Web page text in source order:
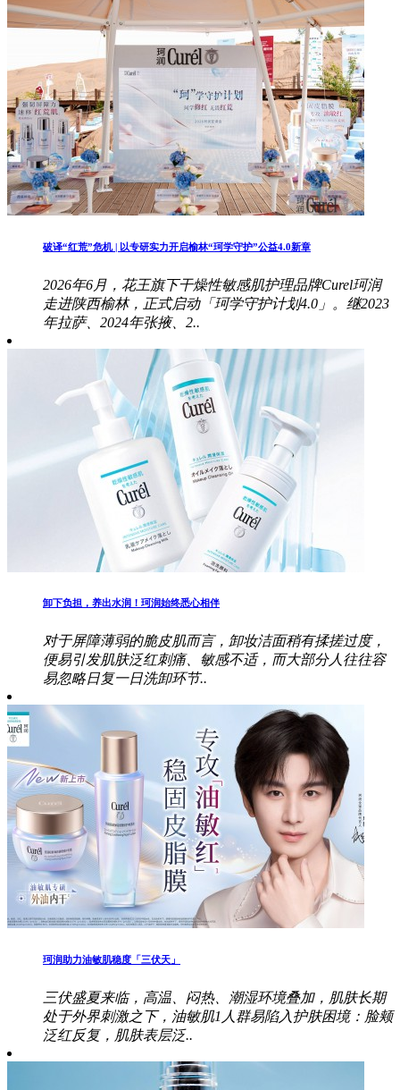
破译“红荒”危机 | 以专研实力开启榆林“珂学守护”公益4.0新章
2026年6月，花王旗下干燥性敏感肌护理品牌Curel珂润
走进陕西榆林，正式启动「珂学守护计划4.0」。继2023
年拉萨、2024年张掖、2..
卸下负担，养出水润！珂润始终悉心相伴
对于屏障薄弱的脆皮肌而言，卸妆洁面稍有揉搓过度，
便易引发肌肤泛红刺痛、敏感不适，而大部分人往往容
易忽略日复一日洗卸环节..
珂润助力油敏肌稳度「三伏天」
三伏盛夏来临，高温、闷热、潮湿环境叠加，肌肤长期
处于外界刺激之下，油敏肌1人群易陷入护肤困境：脸颊
泛红反复，肌肤表层泛..